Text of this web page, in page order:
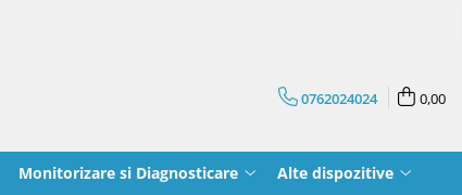
0762024024 0,00
Monitorizare si Diagnosticare Alte dispozitive